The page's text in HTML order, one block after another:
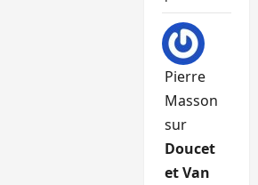
Pierre
Masson
sur
Doucet
et Van